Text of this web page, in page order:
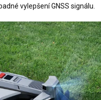
vylepšení GNSS signálu.